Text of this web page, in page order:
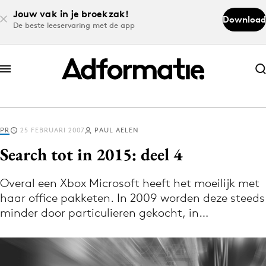
Jouw vak in je broekzak!
De beste leeservaring met de app
Download
Abonneer nu
Abonneer nu
Log in
Download de app
Volg het laatste nieuws via de Adformatie
Nieuws app
PR 25 FEBRUARI 2007 PAUL AELEN
Search tot in 2015: deel 4
Overal een Xbox Microsoft heeft het moeilijk met
haar office pakketen. In 2009 worden deze steeds
minder door particulieren gekocht, in…